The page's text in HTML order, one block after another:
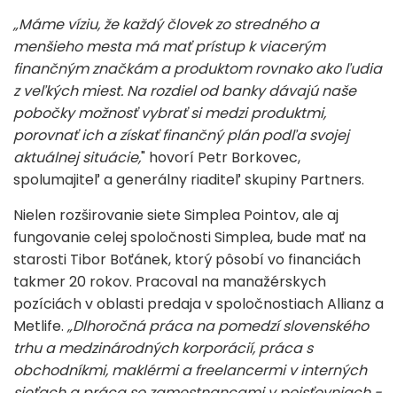
„Máme víziu, že každý človek zo stredného a
menšieho mesta má mať prístup k viacerým
finančným značkám a produktom rovnako ako ľudia
z veľkých miest. Na rozdiel od banky dávajú naše
pobočky možnosť vybrať si medzi produktmi,
porovnať ich a získať finančný plán podľa svojej
aktuálnej situácie," hovorí Petr Borkovec,
spolumajiteľ a generálny riaditeľ skupiny Partners.
Nielen rozširovanie siete Simplea Pointov, ale aj
fungovanie celej spoločnosti Simplea, bude mať na
starosti Tibor Boťánek, ktorý pôsobí vo financiách
takmer 20 rokov. Pracoval na manažérskych
pozíciách v oblasti predaja v spoločnostiach Allianz a
Metlife. „Dlhoročná práca na pomedzí slovenského
trhu a medzinárodných korporácií, práca s
obchodníkmi, maklérmi a freelancermi v interných